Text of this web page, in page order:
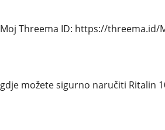
Moj Threema ID: https://threema.id/
gdje možete sigurno naručiti Ritalin